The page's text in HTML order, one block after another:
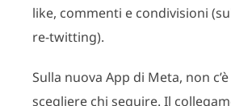
like, commenti e condivisioni
re-twitting).
Sulla nuova App di Meta, non
scegliere chi seguire. Il